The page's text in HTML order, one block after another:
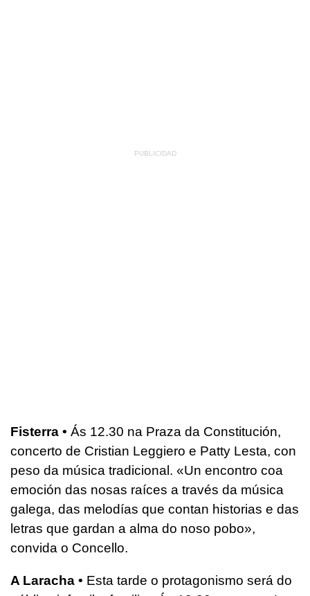
Fisterra • Ás 12.30 na Praza da Constitución,
concerto de Cristian Leggiero e Patty Lesta, con
peso da música tradicional. «Un encontro coa
emoción das nosas raíces a través da música
galega, das melodías que contan historias e das
letras que gardan a alma do noso pobo»,
convida o Concello.
A Laracha • Esta tarde o protagonismo será do